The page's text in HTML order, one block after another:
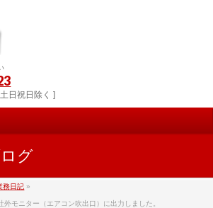
日祝日除く ]
グ
務日記 »
モニター（エアコン吹出口）に出力しました。